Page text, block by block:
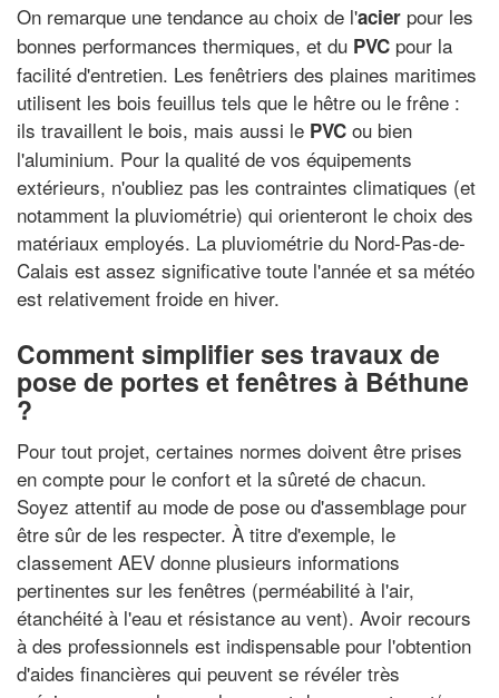
On remarque une tendance au choix de l'acier pour les
bonnes performances thermiques, et du PVC pour la
facilité d'entretien. Les fenêtriers des plaines maritimes
utilisent les bois feuillus tels que le hêtre ou le frêne :
ils travaillent le bois, mais aussi le PVC ou bien
l'aluminium. Pour la qualité de vos équipements
extérieurs, n'oubliez pas les contraintes climatiques (et
notamment la pluviométrie) qui orienteront le choix des
matériaux employés. La pluviométrie du Nord-Pas-de-
Calais est assez significative toute l'année et sa météo
est relativement froide en hiver.
Comment simplifier ses travaux de
pose de portes et fenêtres à Béthune
?
Pour tout projet, certaines normes doivent être prises
en compte pour le confort et la sûreté de chacun.
Soyez attentif au mode de pose ou d'assemblage pour
être sûr de les respecter. À titre d'exemple, le
classement AEV donne plusieurs informations
pertinentes sur les fenêtres (perméabilité à l'air,
étanchéité à l'eau et résistance au vent). Avoir recours
à des professionnels est indispensable pour l'obtention
d'aides financières qui peuvent se révéler très